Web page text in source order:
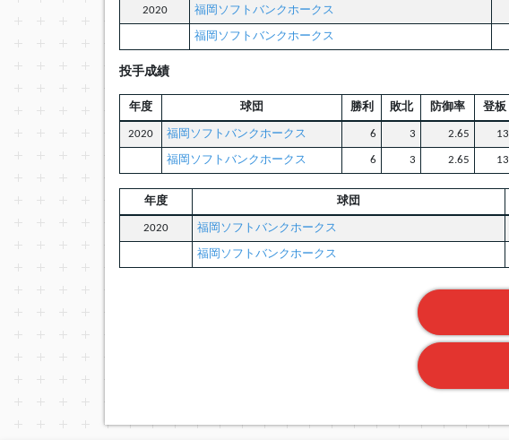
2020 福岡ソフトバンクホークス
福岡ソフトバンクホークス
投手成績
年度 球団 勝利 敗北 防御率 登板
2020 福岡ソフトバンクホークス 6 3 2.65 13
福岡ソフトバンクホークス 6 3 2.65 13
年度 球団
2020 福岡ソフトバンクホークス
福岡ソフトバンクホークス